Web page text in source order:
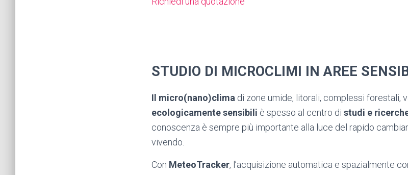
STUDIO DI MICROCLIMI IN AREE
Il micro(nano)clima di zone umide, litorali, complessi forestali,
ecologicamente sensibili è spesso al centro di studi e
conoscenza è sempre più importante alla luce del rapido
vivendo.
Con MeteoTracker, l’acquisizione automatica e spazialmente